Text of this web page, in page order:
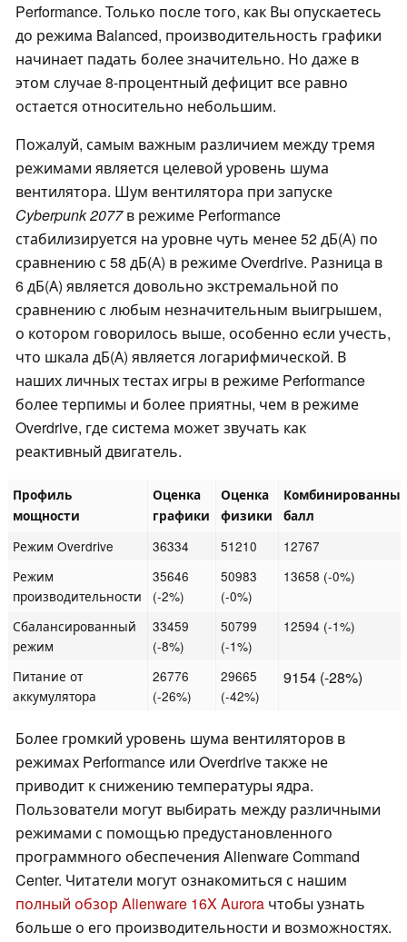
Performance. Только после того, как Вы опускаетесь
до режима Balanced, производительность графики
начинает падать более значительно. Но даже в
этом случае 8-процентный дефицит все равно
остается относительно небольшим.
Пожалуй, самым важным различием между тремя
режимами является целевой уровень шума
вентилятора. Шум вентилятора при запуске
Cyberpunk 2077в режиме Performance
стабилизируется на уровне чуть менее 52 дБ(А) по
сравнению с 58 дБ(А) в режиме Overdrive. Разница в
6 дБ(А) является довольно экстремальной по
сравнению с любым незначительным выигрышем,
о котором говорилось выше, особенно если учесть,
что шкала дБ(А) является логарифмической. В
наших личных тестах игры в режиме Performance
более терпимы и более приятны, чем в режиме
Overdrive, где система может звучать как
реактивный двигатель.
Профиль
мощности
Оценка
графики
Оценка
физики
балл
Режим Overdrive 36334 51210
12767
Режим
производительности
35646
(-2%)
50983
(-0%)
13658 (-0%)
Сбалансированный
режим
33459
(-8%)
50799
(-1%)
12594 (-1%)
Питание от
аккумулятора
26776
(-26%)
29665
(-42%)
9154 (-28%)
Более громкий уровень шума вентиляторов в
режимах Performance или Overdrive также не
приводит к снижению температуры ядра.
Пользователи могут выбирать между различными
режимами с помощью предустановленного
программного обеспечения Alienware Command
Center. Читатели могут ознакомиться с нашим
полный обзор Alienware 16X Aurora чтобы узнать
больше о его производительности и возможностях.